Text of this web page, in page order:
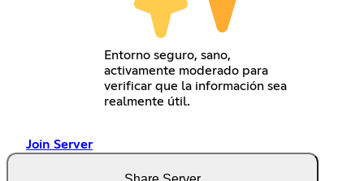
Entorno seguro, sano,
activamente moderado para
verificar que la información sea
realmente útil.
Join Server